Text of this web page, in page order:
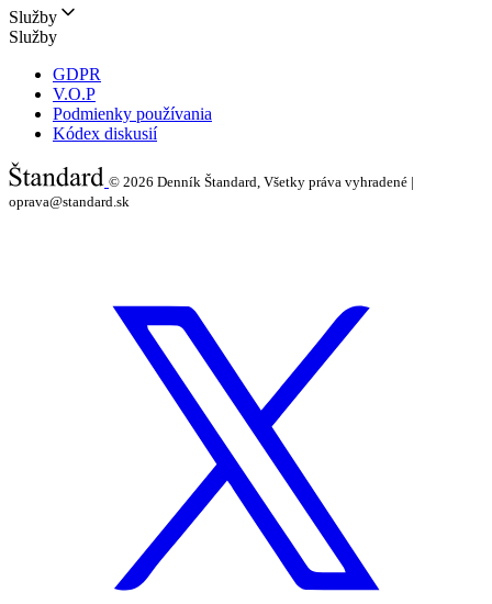
Služby
Služby
GDPR
V.O.P
Podmienky používania
Kódex diskusií
© 2026 Denník Štandard, Všetky práva vyhradené |
oprava@standard.sk